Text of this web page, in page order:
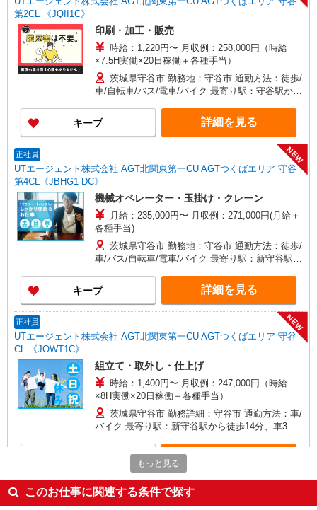
第2CL 《JQII1C》
印刷・加工・販売
時給：1,220円〜 月収例：258,000円（時給
×7.5H実働×20日稼働＋各種手当）
茨城県守谷市 勤務地：守谷市 通勤方法：徒歩/
車/自転車/バス/電車/バイク 最寄り駅：守谷駅から
キープ 詳細を見る
正社員
UTエージェント株式会社 AGT北関東第一CU AGTつくばエリア 守谷
第4CL《JBHG1-DC》
NEW
機械オペレーター・玉掛け・クレーン
月給：235,000円〜 月収例：271,000円(月給＋
各種手当)
茨城県守谷市 勤務地：守谷市 通勤方法：徒歩/
車/バス/自転車/電車/バイク 最寄り駅：新守谷駅か
キープ 詳細を見る
正社員
UTエージェント株式会社 AGT北関東第一CU AGTつくばエリア 守谷
CL 《JOWT1C》
NEW
組立て・取外し・仕上げ
時給：1,400円〜 月収例：247,000円（時給
×8H実働×20日稼働＋各種手当）
茨城県守谷市 勤務詳細：守谷市 通勤方法：車/
バイク 最寄り駅：新守谷駅から徒歩14分、車3分
派遣社員
株式会社綜合キャリアオプション（1314VJ0805G11★50-N-T4）
もっと見る
このお仕事に関連する条件で探す